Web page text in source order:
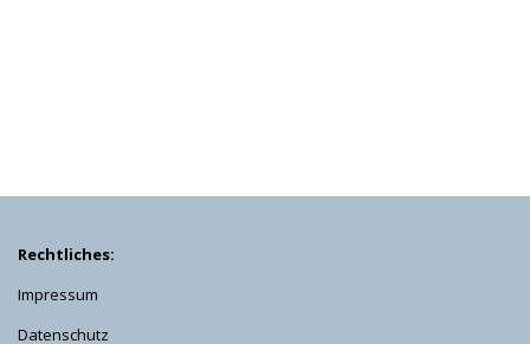
Rechtliches:
Impressum
Datenschutz